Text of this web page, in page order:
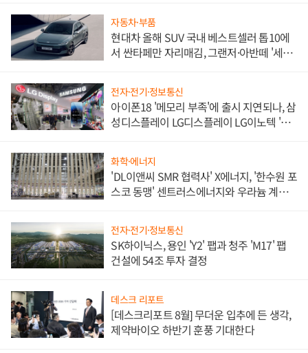
자동차·부품
현대차 올해 SUV 국내 베스트셀러 톱10에
서 싼타페만 자리매김, 그랜저·아반떼 '세단
전자·전기·정보통신
아이폰18 '메모리 부족'에 출시 지연되나, 삼
성디스플레이 LG디스플레이 LG이노텍 '탈
화학·에너지
'DL이앤씨 SMR 협력사' X에너지, '한수원 포
스코 동맹' 센트러스에너지와 우라늄 계약
전자·전기·정보통신
SK하이닉스, 용인 'Y2' 팹과 청주 'M17' 팹
건설에 54조 투자 결정
데스크 리포트
[데스크리포트 8월] 무더운 입추에 든 생각,
제약바이오 하반기 훈풍 기대한다